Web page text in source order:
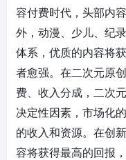
容付费时代，头部内
外，动漫、少儿、纪
体系，优质的内容将
者愈强。在二次元原
费、收入分成，二次
决定性因素，市场化
的收入和资源。在创
容将获得最高的回报